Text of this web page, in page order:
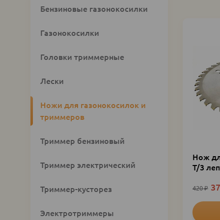
Custom
block
Бензиновые газонокосилки
Газонокосилки
Головки триммерные
Лески
Ножи для газонокосилок и
триммеров
Триммер бензиновый
Триммер электрический
Триммер-кусторез
Электротриммеры
Нож
Т/3
420 ₽